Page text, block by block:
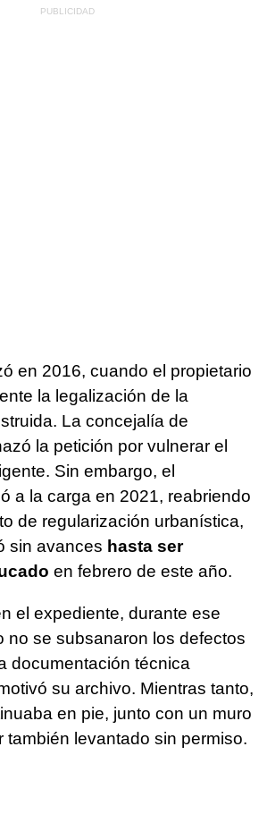
en 2016, cuando el propietario
la legalización de la
La concejalía de
la petición por vulnerar el
Sin embargo, el
a la carga en 2021, reabriendo
de regularización urbanística,
sin avances hasta ser
en febrero de este año.
el expediente, durante ese
no se subsanaron los defectos
documentación técnica
su archivo. Mientras tanto,
en pie, junto con un muro
también levantado sin permiso.